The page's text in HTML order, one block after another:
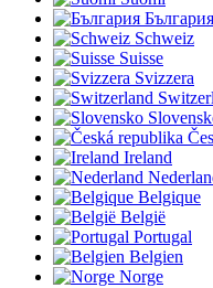
България
Schweiz
Suisse
Svizzera
Ireland
Belgique
België
Portugal
Belgien
Norge